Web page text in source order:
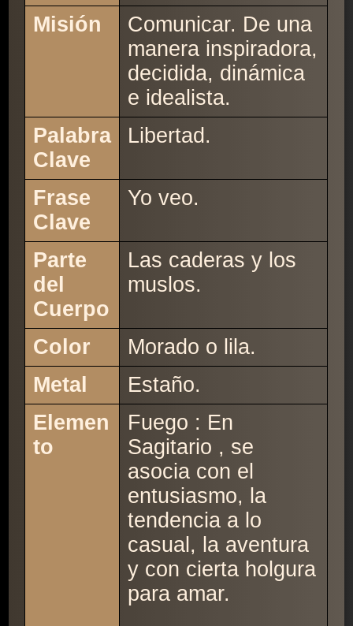
Misión
Comunicar. De una
manera inspiradora,
decidida, dinámica
e idealista.
Palabra
Clave
Libertad.
Frase
Clave
Yo veo.
Parte
del
Cuerpo
Las caderas y los
muslos.
Color
Morado o lila.
Metal
Estaño.
Elemen
to
Fuego : En
Sagitario , se
asocia con el
entusiasmo, la
tendencia a lo
casual, la aventura
y con cierta holgura
para amar.